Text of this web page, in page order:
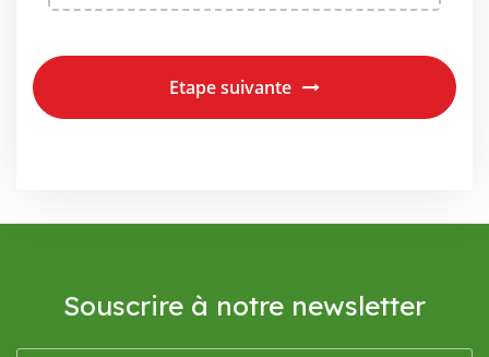
Etape suivante
Souscrire à notre newsletter